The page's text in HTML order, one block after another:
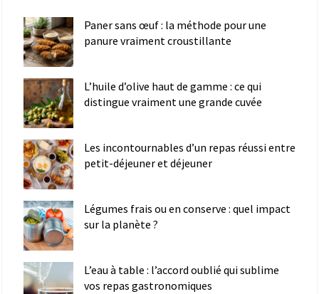
Paner sans œuf : la méthode pour une
panure vraiment croustillante
L’huile d’olive haut de gamme : ce qui
distingue vraiment une grande cuvée
Les incontournables d’un repas réussi entre
petit-déjeuner et déjeuner
Légumes frais ou en conserve : quel impact
sur la planète ?
L’eau à table : l’accord oublié qui sublime
vos repas gastronomiques